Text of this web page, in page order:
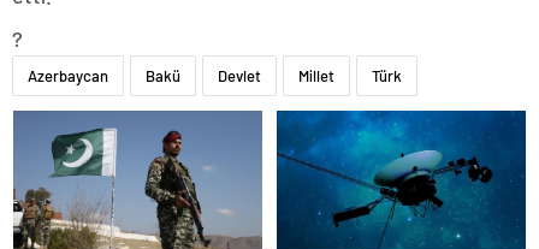
?
Azerbaycan Bakü Devlet Millet Türk